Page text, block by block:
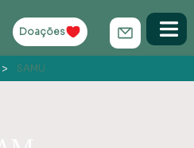
Doações
> SAMU